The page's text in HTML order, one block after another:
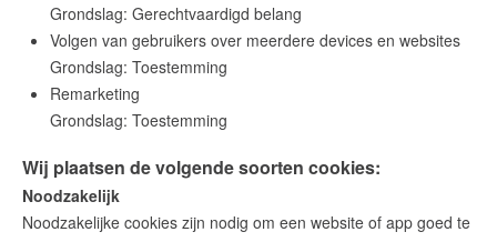
Grondslag: Gerechtvaardigd belang
Volgen van gebruikers over meerdere devices en websites
Grondslag: Toestemming
Remarketing
Grondslag: Toestemming
Wij plaatsen de volgende soorten cookies:
Noodzakelijk
Noodzakelijke cookies zijn nodig om een website of app goed te